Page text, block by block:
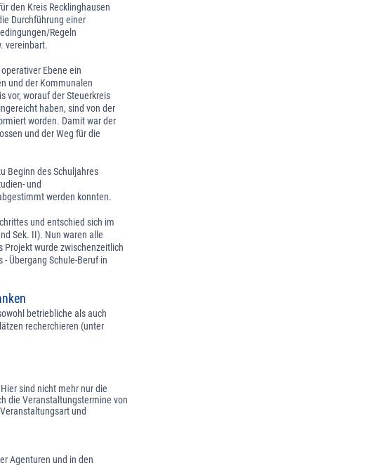
den Kreis Recklinghausen
Durchführung einer
Regeln
vereinbart.
Ebene ein
und der Kommunalen
vor, worauf der Steuerkreis
haben, sind von der
worden. Damit war der
und der Weg für die
Beginn des Schuljahres
und
werden konnten.
und entschied sich im
Sek. II). Nun waren alle
Projekt wurde zwischenzeitlich
Übergang Schule-Beruf in
betriebliche als auch
recherchieren (unter
Hier sind nicht mehr nur die
die Veranstaltungstermine von
und
Agenturen und in den